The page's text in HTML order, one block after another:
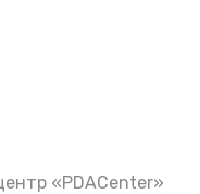
«PDACenter»